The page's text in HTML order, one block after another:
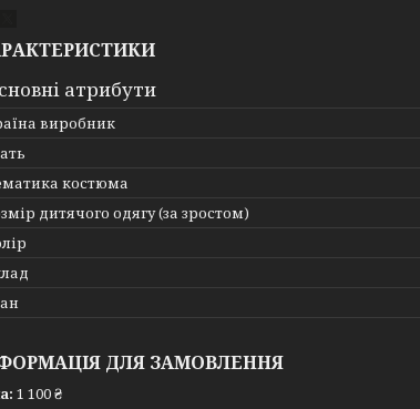
атрибути
виробник
костюма
дитячого одягу (за зростом)
ДЛЯ ЗАМОВЛЕННЯ
1 100 ₴